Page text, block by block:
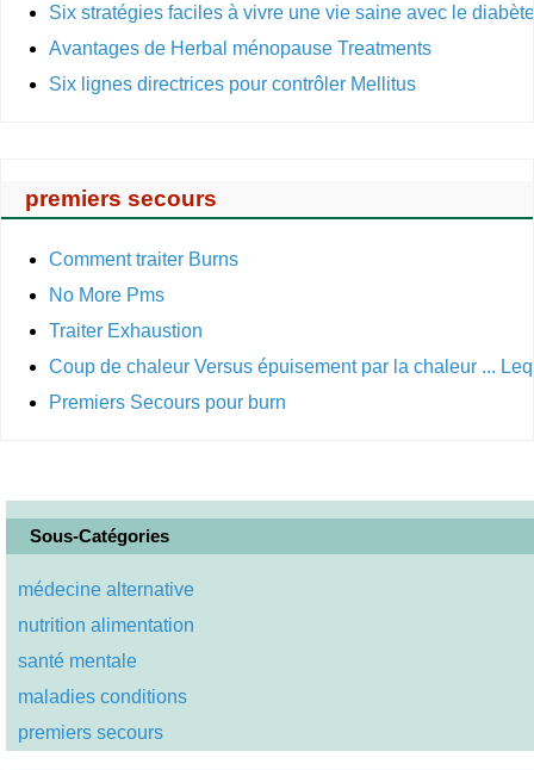
Six stratégies faciles à vivre une vie saine avec le
Avantages de Herbal ménopause Treatments
Six lignes directrices pour contrôler Mellitus
premiers secours
Comment traiter Burns
No More Pms
Traiter Exhaustion
Coup de chaleur Versus épuisement par la chaleur ...
Premiers Secours pour burn
Sous-Catégories
médecine alternative
nutrition alimentation
santé mentale
maladies conditions
premiers secours